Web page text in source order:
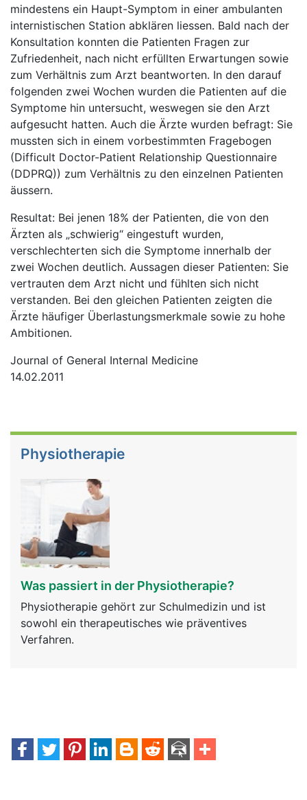
mindestens ein Haupt-Symptom in einer ambulanten
internistischen Station abklären liessen. Bald nach der
Konsultation konnten die Patienten Fragen zur
Zufriedenheit, nach nicht erfüllten Erwartungen sowie
zum Verhältnis zum Arzt beantworten. In den darauf
folgenden zwei Wochen wurden die Patienten auf die
Symptome hin untersucht, weswegen sie den Arzt
aufgesucht hatten. Auch die Ärzte wurden befragt: Sie
mussten sich in einem vorbestimmten Fragebogen
(Difficult Doctor-Patient Relationship Questionnaire
(DDPRQ)) zum Verhältnis zu den einzelnen Patienten
äussern.
Resultat: Bei jenen 18% der Patienten, die von den
Ärzten als „schwierig“ eingestuft wurden,
verschlechterten sich die Symptome innerhalb der
zwei Wochen deutlich. Aussagen dieser Patienten: Sie
vertrauten dem Arzt nicht und fühlten sich nicht
verstanden. Bei den gleichen Patienten zeigten die
Ärzte häufiger Überlastungsmerkmale sowie zu hohe
Ambitionen.
Journal of General Internal Medicine
14.02.2011
Physiotherapie
Was passiert in der Physiotherapie?
Physiotherapie gehört zur Schulmedizin und ist
sowohl ein therapeutisches wie präventives
Verfahren.